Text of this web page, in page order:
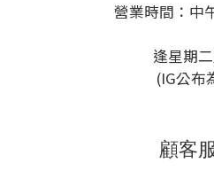
營業時間：中
逢星期
(IG公布
顧客